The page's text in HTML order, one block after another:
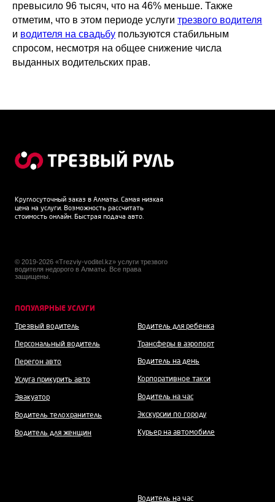
превысило 96 тысяч, что на 46% меньше. Также
отметим, что в этом периоде услуги трезвого водителя
и водителя на свадьбу пользуются стабильным
спросом, несмотря на общее снижение числа
выданных водительских прав.
Круглосуточный заказ в Алматы. Самая низкая
цена на услуги. Возможность рассчитать
стоимость онлайн. Быстрая подача авто.
© 2019-2026 «Trezviy-voditel.kz» услуги трезвого
водителя недорого в Алматы. Все права
защищены.
ПОПУЛЯРНЫЕ УСЛУГИ
Трезвый водитель
Персональный водитель
Перегон авто
Услуга прикурить авто
Эвакуатор
Водитель телохранитель
Водитель для женщин
Водитель для ребенка
Трансферы в аэропорт
Водитель на день
Корпоративное такси
Водитель на час
Экскурсии по городу
Курьер на автомобиле
Водитель на час